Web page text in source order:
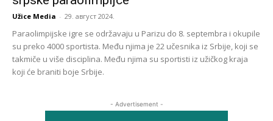
Užice Media - 29. август 2024.
Paraolimpijske igre se održavaju u Parizu do 8. septembra i okupile
su preko 4000 sportista. Među njima je 22 učesnika iz Srbije, koji se
takmiče u više disciplina. Među njima su sportisti iz užičkog kraja
koji će braniti boje Srbije.
- Advertisement -